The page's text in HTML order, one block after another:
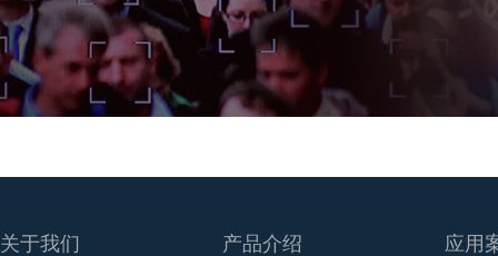
关于我们 产品介绍 应用